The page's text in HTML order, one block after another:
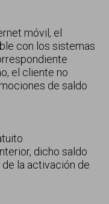
móvil, el
con los sistemas
el cliente no
de saldo
dicho saldo
la activación de